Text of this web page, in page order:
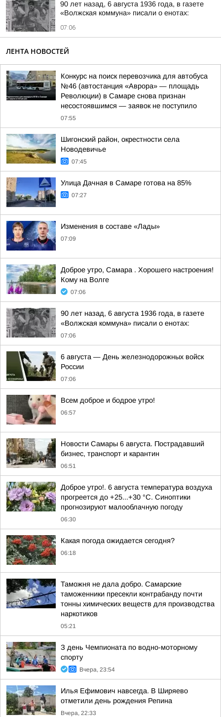
90 лет назад, 6 августа 1936 года, в газете
«Волжская коммуна» писали о енотах:
07:06
ЛЕНТА НОВОСТЕЙ
Конкурс на поиск перевозчика для автобуса
№46 (автостанция «Аврора» — площадь
Революции) в Самаре снова признан
несостоявшимся — заявок не поступило
07:55
Шигонский район, окрестности села
Новодевичье
07:45
Улица Дачная в Самаре готова на 85%
07:27
Изменения в составе «Лады»
07:09
Доброе утро, Самара . Хорошего настроения!
Кому на Волге
07:06
90 лет назад, 6 августа 1936 года, в газете
«Волжская коммуна» писали о енотах:
07:06
6 августа — День железнодорожных войск
России
07:06
Всем доброе и бодрое утро!
06:57
Новости Самары 6 августа. Пострадавший
бизнес, транспорт и карантин
06:51
Доброе утро!. 6 августа температура воздуха
прогреется до +25...+30 °C. Синоптики
прогнозируют малооблачную погоду
06:30
Какая погода ожидается сегодня?
06:18
Таможня не дала добро. Самарские
таможенники пресекли контрабанду почти
тонны химических веществ для производства
наркотиков
05:21
З день Чемпионата по водно-моторному
спорту
Вчера, 23:54
Илья Ефимович навсегда. В Ширяево
отметили день рождения Репина
Вчера, 22:33